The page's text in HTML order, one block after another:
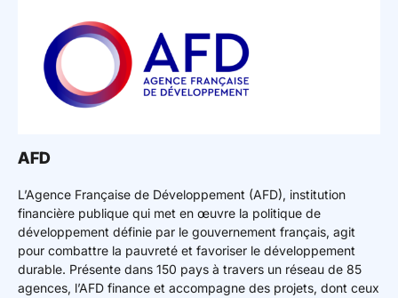
AFD
L’Agence Française de Développement (AFD), institution
financière publique qui met en œuvre la politique de
développement définie par le gouvernement français, agit
pour combattre la pauvreté et favoriser le développement
durable. Présente dans 150 pays à travers un réseau de 85
agences, l’AFD finance et accompagne des projets, dont ceux